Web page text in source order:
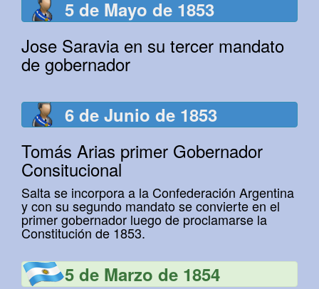
5 de Mayo de 1853
Jose Saravia en su tercer mandato
de gobernador
6 de Junio de 1853
Tomás Arias primer Gobernador
Consitucional
Salta se incorpora a la Confederación Argentina
y con su segundo mandato se convierte en el
primer gobernador luego de proclamarse la
Constitución de 1853.
5 de Marzo de 1854